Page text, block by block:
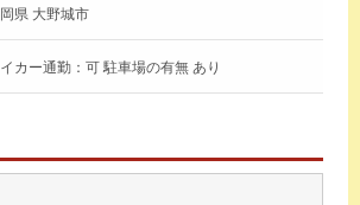
県 大野城市
カー通勤：可 駐車場の有無 あり